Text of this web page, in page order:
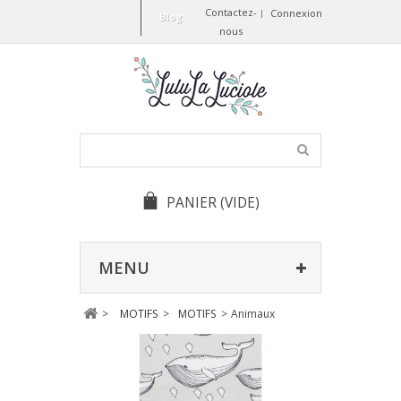
Connexion
Contactez-
nous
Blog
PANIER(VIDE)
MENU
> MOTIFS > MOTIFS > Animaux